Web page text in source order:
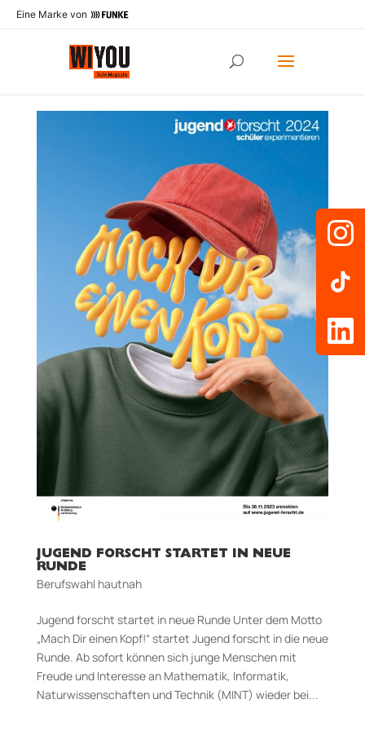
Eine Marke von
JUGEND FORSCHT STARTET IN NEUE
RUNDE
Berufswahl hautnah
Jugend forscht startet in neue Runde Unter dem Motto
„Mach Dir einen Kopf!“ startet Jugend forscht in die neue
Runde. Ab sofort können sich junge Menschen mit
Freude und Interesse an Mathematik, Informatik,
Naturwissenschaften und Technik (MINT) wieder bei...